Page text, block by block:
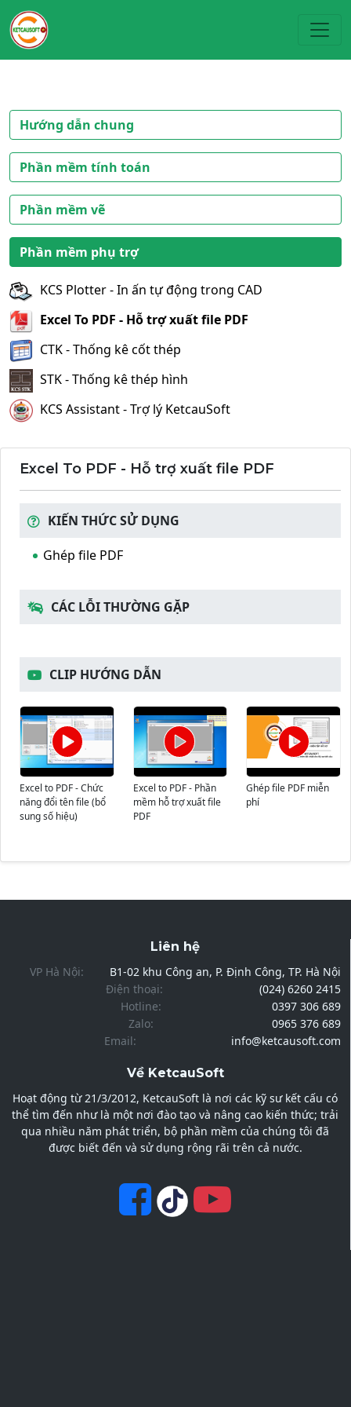
Hướng dẫn chung
Phần mềm tính toán
Phần mềm vẽ
Phần mềm phụ trợ
KCS Plotter - In ấn tự động trong CAD
Excel To PDF - Hỗ trợ xuất file PDF
CTK - Thống kê cốt thép
STK - Thống kê thép hình
KCS Assistant - Trợ lý KetcauSoft
Excel To PDF - Hỗ trợ xuất file PDF
KIẾN THỨC SỬ DỤNG
Ghép file PDF
CÁC LỖI THƯỜNG GẶP
CLIP HƯỚNG DẪN
Excel to PDF - Chức
năng đổi tên file (bổ
sung số hiệu)
Excel to PDF - Phần
mềm hỗ trợ xuất file
PDF
Ghép file PDF miễn
phí
Liên hệ
VP Hà Nội:
B1-02 khu Công an, P. Định Công, TP. Hà Nội
Điện thoại:
(024) 6260 2415
Hotline:
0397 306 689
Zalo:
0965 376 689
Email:
info@ketcausoft.com
Về KetcauSoft
Hoạt động từ 21/3/2012, KetcauSoft là nơi các kỹ sư kết cấu có
thể tìm đến như là một nơi đào tạo và nâng cao kiến thức; trải
qua nhiều năm phát triển, bộ phần mềm của chúng tôi đã
được biết đến và sử dụng rộng rãi trên cả nước.